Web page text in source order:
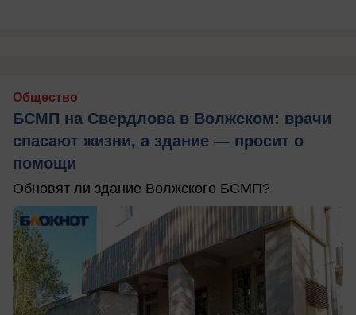
Общество
БСМП на Свердлова в Волжском: врачи
спасают жизни, а здание — просит о
помощи
Обновят ли здание Волжского БСМП?